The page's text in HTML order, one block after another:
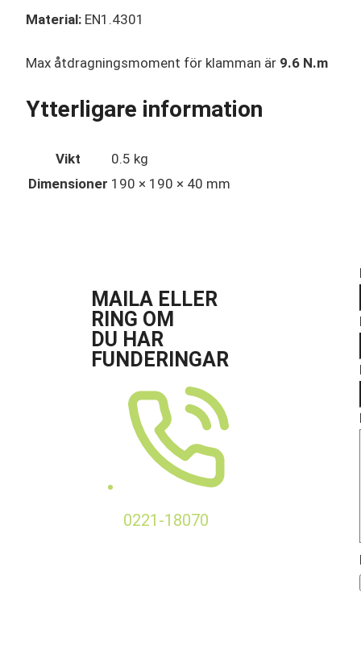
Material: EN1.4301
Max åtdragningsmoment för klamman är 9.6 N.m
Ytterligare information
Vikt
0.5 kg
Dimensioner 190 × 190 × 40 mm
MAILA ELLER
RING OM
DU HAR
FUNDERINGAR
0221-18070